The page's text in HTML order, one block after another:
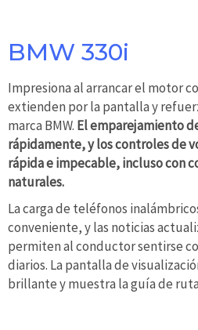
BMW 330i
Impresiona al arrancar el motor
extienden por la pantalla y
marca BMW. El emparejamiento
rápidamente, y los controles de
rápida e impecable, incluso con
naturales.
La carga de teléfonos
conveniente, y las noticias
permiten al conductor sentirse
diarios. La pantalla de
brillante y muestra la guía de